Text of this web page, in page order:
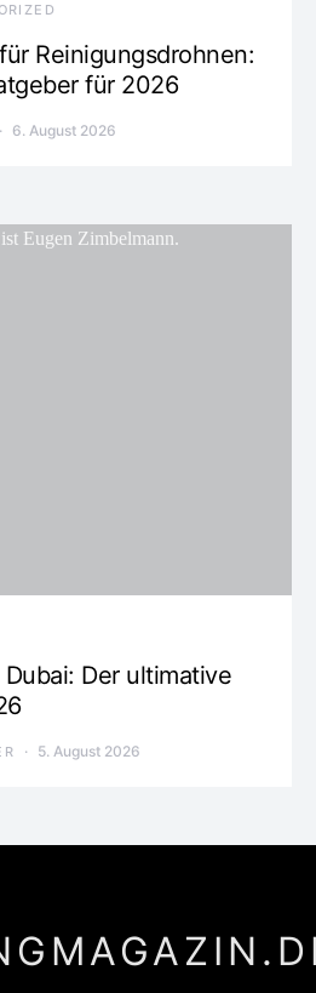
Reinigungsdrohnen:
für 2026
6. August 2026
Der ultimative
5. August 2026